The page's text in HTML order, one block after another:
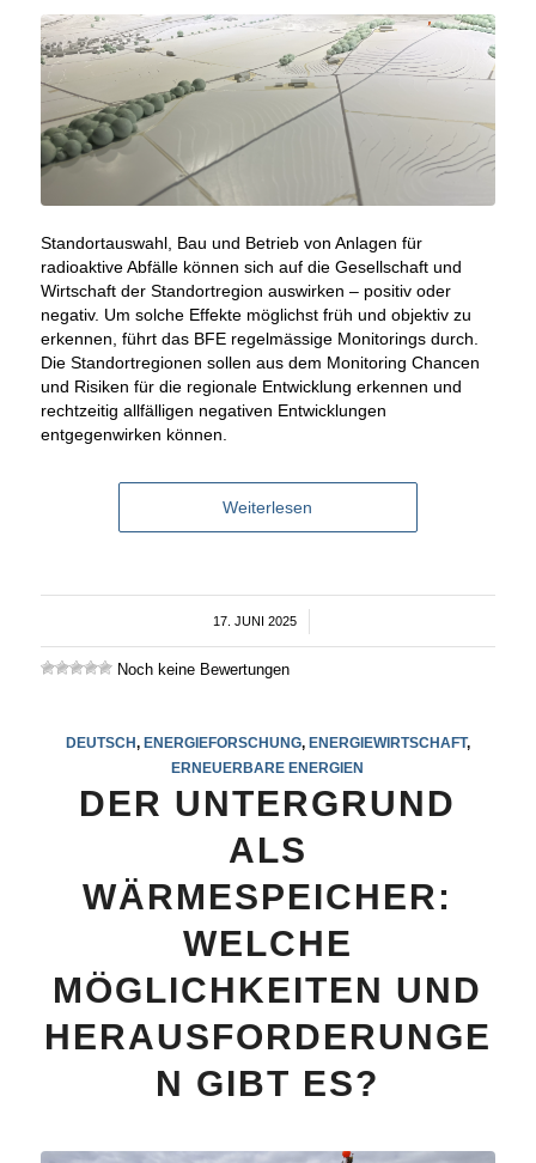
Standortauswahl, Bau und Betrieb von Anlagen für
radioaktive Abfälle können sich auf die Gesellschaft und
Wirtschaft der Standortregion auswirken – positiv oder
negativ. Um solche Effekte möglichst früh und objektiv zu
erkennen, führt das BFE regelmässige Monitorings durch.
Die Standortregionen sollen aus dem Monitoring Chancen
und Risiken für die regionale Entwicklung erkennen und
rechtzeitig allfälligen negativen Entwicklungen
entgegenwirken können.
Weiterlesen
17. JUNI 2025
/
Noch keine Bewertungen
DEUTSCH, ENERGIEFORSCHUNG, ENERGIEWIRTSCHAFT,
ERNEUERBARE ENERGIEN
DER UNTERGRUND
ALS
WÄRMESPEICHER:
WELCHE
MÖGLICHKEITEN UND
HERAUSFORDERUNGE
N GIBT ES?